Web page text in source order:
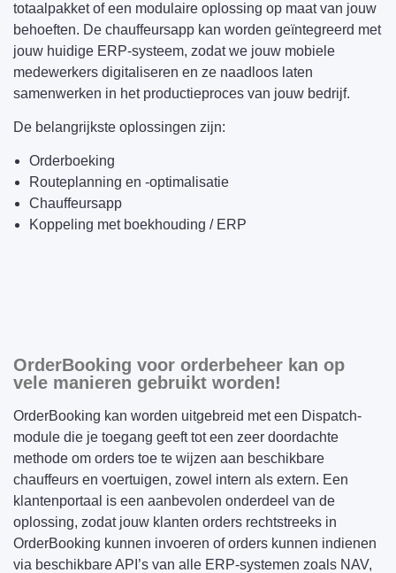
totaalpakket of een modulaire oplossing op maat van jouw
behoeften. De chauffeursapp kan worden geïntegreerd met
jouw huidige ERP-systeem, zodat we jouw mobiele
medewerkers digitaliseren en ze naadloos laten
samenwerken in het productieproces van jouw bedrijf.
De belangrijkste oplossingen zijn:
Orderboeking
Routeplanning en -optimalisatie
Chauffeursapp
Koppeling met boekhouding / ERP
OrderBooking voor orderbeheer kan op
vele manieren gebruikt worden!
OrderBooking kan worden uitgebreid met een Dispatch-
module die je toegang geeft tot een zeer doordachte
methode om orders toe te wijzen aan beschikbare
chauffeurs en voertuigen, zowel intern als extern. Een
klantenportaal is een aanbevolen onderdeel van de
oplossing, zodat jouw klanten orders rechtstreeks in
OrderBooking kunnen invoeren of orders kunnen indienen
via beschikbare API’s van alle ERP-systemen zoals NAV,